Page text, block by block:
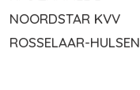
NOORDSTAR KVV
ROSSELAAR-HULSEN